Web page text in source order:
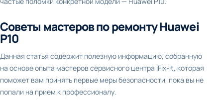
Советы мастеров по ремонту Huawei
P10
Данная статья содержит полезную информацию, собранную
на основе опыта мастеров сервисного центра iFix-it, которая
поможет вам принять первые меры безопасности, пока вы не
попали на прием к профессионалу.